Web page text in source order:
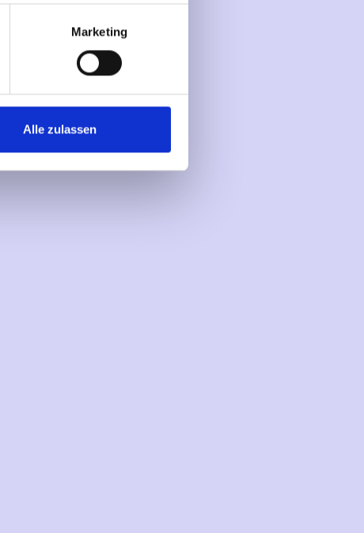
Marketing
Alle zulassen